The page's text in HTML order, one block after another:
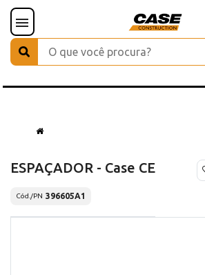
ESPAÇADOR - Case CE
Cód./PN 396605A1